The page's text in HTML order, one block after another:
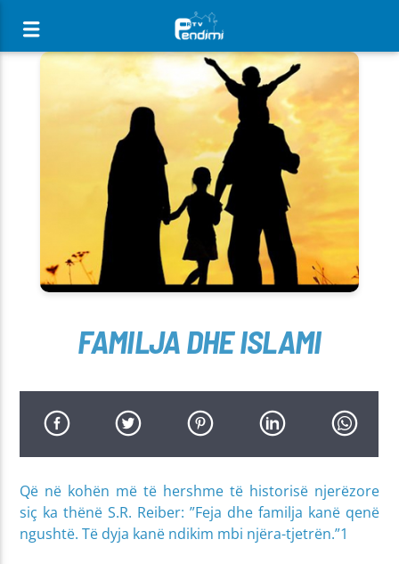
[There are no radio stations in the database]
FAMILJA DHE ISLAMI
Që në kohën më të hershme të historisë njerëzore
siç ka thënë S.R. Reiber: ”Feja dhe familja kanë qenë
ngushtë. Të dyja kanë ndikim mbi njëra-tjetrën.”1